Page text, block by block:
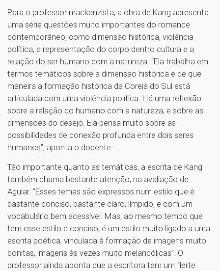
Para o professor mackenzista, a obra de Kang apresenta
uma série questões muito importantes do romance
contemporâneo, como dimensão histórica, violência
política, a representação do corpo dentro cultura e a
relação do ser humano com a natureza. “Ela trabalha em
termos temáticos sobre a dimensão histórica e de que
maneira a formação histórica da Coreia do Sul está
articulada com uma violência política. Há uma reflexão
sobre a relação do humano com a natureza, e sobre as
dimensões do desejo. Ela pensa muito sobre as
possibilidades de conexão profunda entre dois seres
humanos”, aponta o docente.
Tão importante quanto as temáticas, a escrita de Kang
também chama bastante atenção, na avaliação de
Aguiar. “Esses temas são expressos num estilo que é
bastante conciso, bastante claro, límpido, e com um
vocabulário bem acessível. Mas, ao mesmo tempo que
tem esse estilo é conciso, é um estilo muito ligado a uma
escrita poética, vinculada à formação de imagens muito
bonitas, imagens às vezes muito melancólicas”. O
professor ainda aponta que a escritora tem um flerte